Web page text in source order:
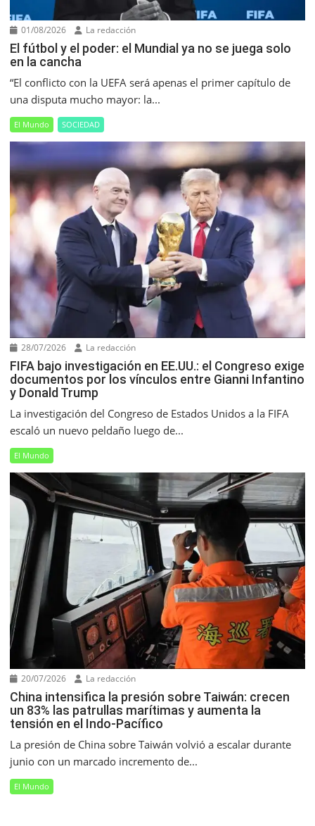
01/08/2026 La redacción
El fútbol y el poder: el Mundial ya no se juega solo
en la cancha
“El conflicto con la UEFA será apenas el primer capítulo de
una disputa mucho mayor: la...
El Mundo SOCIEDAD
28/07/2026 La redacción
FIFA bajo investigación en EE.UU.: el Congreso exige
documentos por los vínculos entre Gianni Infantino
y Donald Trump
La investigación del Congreso de Estados Unidos a la FIFA
escaló un nuevo peldaño luego de...
El Mundo
20/07/2026 La redacción
China intensifica la presión sobre Taiwán: crecen
un 83% las patrullas marítimas y aumenta la
tensión en el Indo-Pacífico
La presión de China sobre Taiwán volvió a escalar durante
junio con un marcado incremento de...
El Mundo